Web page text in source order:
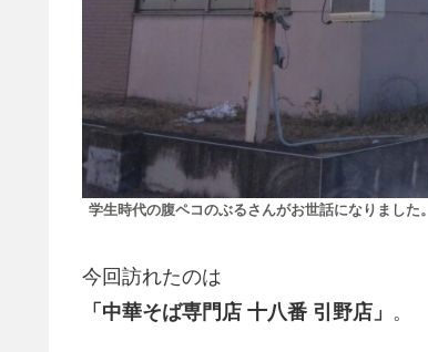
学生時代の腹ペコのぶるさんがお世話になりました。
今回訪れたのは
「中華そば専門店 十八番 引野店」 。